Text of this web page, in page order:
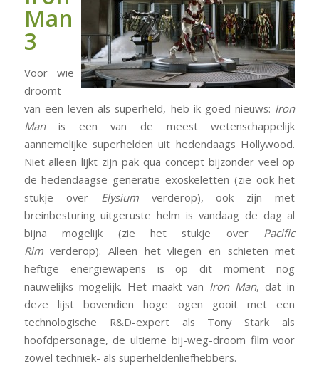
Man
3
Voor wie
droomt
van een leven als superheld, heb ik goed nieuws: Iron
Manis een van de meest wetenschappelijk
aannemelijke superhelden uit hedendaags Hollywood.
Niet alleen lijkt zijn pak qua concept bijzonder veel op
de hedendaagse generatie exoskeletten (zie ook het
stukje over Elysium verderop), ook zijn met
breinbesturing uitgeruste helm is vandaag de dag al
bijna mogelijk (zie het stukje over Pacific
Rimverderop). Alleen het vliegen en schieten met
heftige energiewapens is op dit moment nog
nauwelijks mogelijk. Het maakt van Iron Man, dat in
deze lijst bovendien hoge ogen gooit met een
technologische R&D-expert als Tony Stark als
hoofdpersonage, de ultieme bij-weg-droom film voor
zowel techniek- als superheldenliefhebbers.